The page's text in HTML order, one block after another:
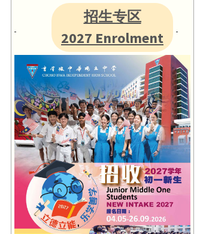
招生专区
2027 Enrolment